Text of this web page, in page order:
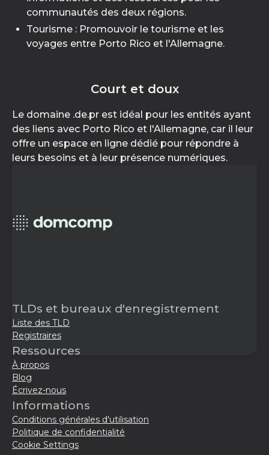
communautés des deux régions.
Tourisme : Promouvoir le tourisme et les
voyages entre Porto Rico et l'Allemagne.
Court et doux
Le domaine .de.pr est idéal pour les entités ayant
des liens avec Porto Rico et l'Allemagne, car il leur
offre un espace en ligne dédié pour répondre à
leurs besoins et à leur présence numériques.
TLDs et bureaux d'enregistrement
Liste des TLD
Registraires
Ressources
À propos
Blog
Écrivez-nous
Informations
Conditions générales d'utilisation
Politique de confidentialité
Cookie Settings